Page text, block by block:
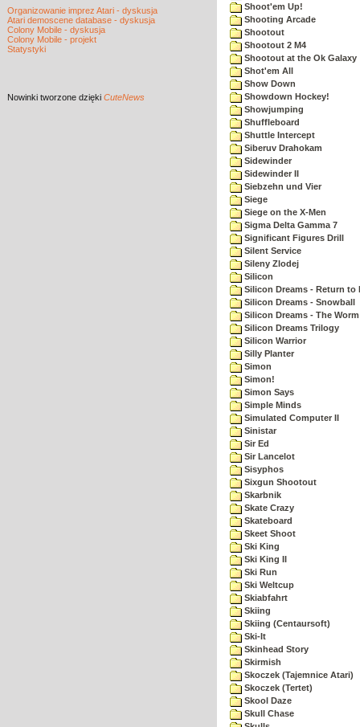
Organizowanie imprez Atari - dyskusja
Atari demoscene database - dyskusja
Colony Mobile - dyskusja
Colony Mobile - projekt
Statystyki
Nowinki tworzone dzięki CuteNews
Shoot'em Up!
Shooting Arcade
Shootout
Shootout 2 M4
Shootout at the Ok Galaxy
Shot'em All
Show Down
Showdown Hockey!
Showjumping
Shuffleboard
Shuttle Intercept
Siberuv Drahokam
Sidewinder
Sidewinder II
Siebzehn und Vier
Siege
Siege on the X-Men
Sigma Delta Gamma 7
Significant Figures Drill
Silent Service
Sileny Zlodej
Silicon
Silicon Dreams - Return to
Silicon Dreams - Snowball
Silicon Dreams - The
Silicon Dreams Trilogy
Silicon Warrior
Silly Planter
Simon
Simon!
Simon Says
Simple Minds
Simulated Computer II
Sinistar
Sir Ed
Sir Lancelot
Sisyphos
Sixgun Shootout
Skarbnik
Skate Crazy
Skateboard
Skeet Shoot
Ski King
Ski King II
Ski Run
Ski Weltcup
Skiabfahrt
Skiing
Skiing (Centaursoft)
Ski-It
Skinhead Story
Skirmish
Skoczek (Tajemnice Atari)
Skoczek (Tertet)
Skool Daze
Skull Chase